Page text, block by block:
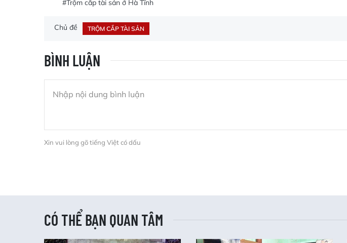
#Trộm cắp tài sản ở Hà Tĩnh
Chủ đề TRỘM CẮP TÀI SẢN
BÌNH LUẬN
Xin vui lòng gõ tiếng Việt có dấu
CÓ THỂ BẠN QUAN TÂM